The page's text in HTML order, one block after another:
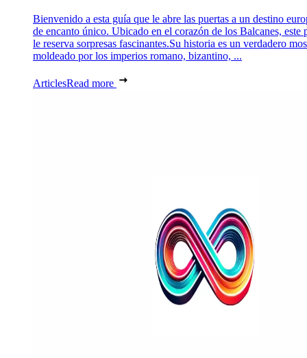
Bienvenido a esta guía que le abre las puertas a un destino
de encanto único. Ubicado en el corazón de los Balcanes, este
le reserva sorpresas fascinantes.Su historia es un verdadero
moldeado por los imperios romano, bizantino, ...
ArticlesRead more